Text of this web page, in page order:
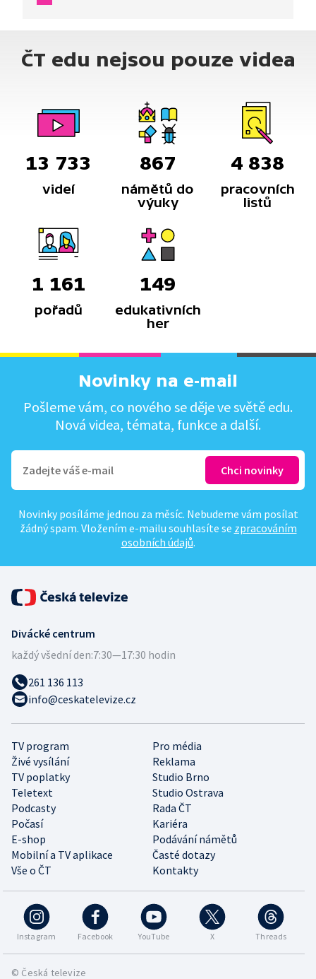
mrkají. Jak? Připravte si tužku, papír, jednoduché
ČT edu nejsou pouze videa
13 733
videí
867
námětů do
výuky
4 838
pracovních
listů
1 161
pořadů
149
edukativních
her
Novinky na e-mail
Pošleme vám, co nového se děje ve světě edu.
Nová videa, témata, funkce a další.
Novinky posíláme jednou za měsíc. Nebudeme vám posílat
žádný spam. Vložením e-mailu souhlasíte se zpracováním
osobních údajů.